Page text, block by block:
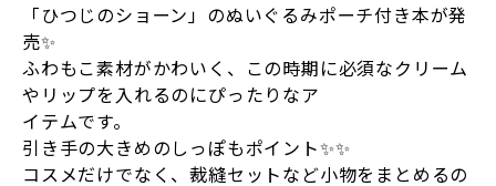
「ひつじのショーン」のぬいぐるみポーチ付き本が発
売✨
ふわもこ素材がかわいく、この時期に必須なクリーム
やリップを入れるのにぴったりなア
イテムです。
引き手の大きめのしっぽもポイント✨✨
コスメだけでなく、裁縫セットなど小物をまとめるの